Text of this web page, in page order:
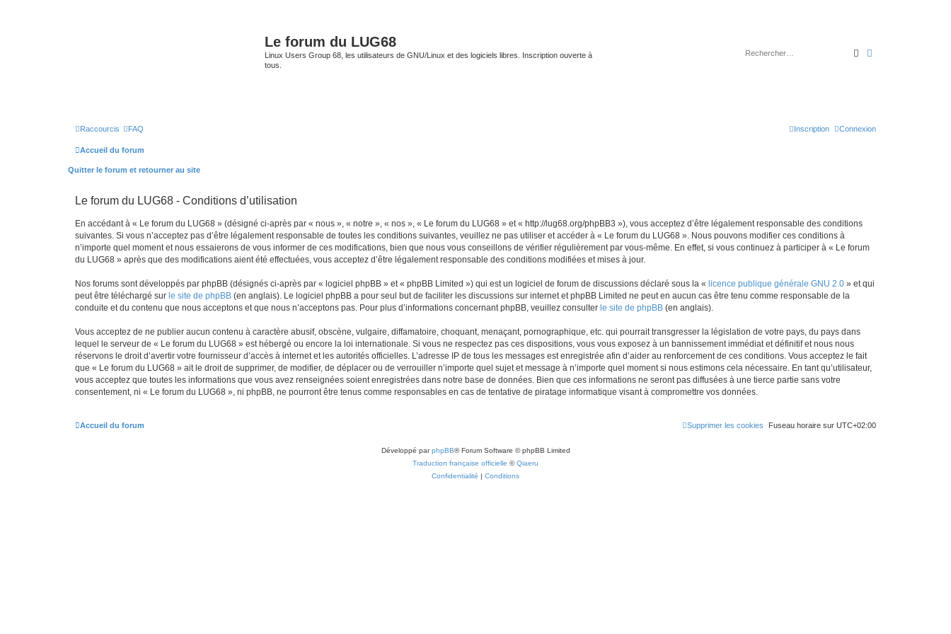
Le forum du LUG68
Linux Users Group 68, les utilisateurs de GNU/Linux et des logiciels libres. Inscription ouverte à
tous.
Rechercher
Raccourcis FAQ Connexion
Inscription
Accueil du forum
Quitter le forum et retourner au site
Le forum du LUG68 - Conditions d’utilisation
En accédant à « Le forum du LUG68 » (désigné ci-après par « nous », « notre », « nos », « Le forum du LUG68 » et « http://lug68.org/phpBB3 »), vous acceptez d’être légalement responsable des conditions
suivantes. Si vous n’acceptez pas d’être légalement responsable de toutes les conditions suivantes, veuillez ne pas utiliser et accéder à « Le forum du LUG68 ». Nous pouvons modifier ces conditions à
n’importe quel moment et nous essaierons de vous informer de ces modifications, bien que nous vous conseillons de vérifier régulièrement par vous-même. En effet, si vous continuez à participer à « Le forum
du LUG68 » après que des modifications aient été effectuées, vous acceptez d’être légalement responsable des conditions modifiées et mises à jour.
Nos forums sont développés par phpBB (désignés ci-après par « logiciel phpBB » et « phpBB Limited ») qui est un logiciel de forum de discussions déclaré sous la « licence publique générale GNU 2.0 » et qui
peut être téléchargé sur le site de phpBB (en anglais). Le logiciel phpBB a pour seul but de faciliter les discussions sur internet et phpBB Limited ne peut en aucun cas être tenu comme responsable de la
conduite et du contenu que nous acceptons et que nous n’acceptons pas. Pour plus d’informations concernant phpBB, veuillez consulter le site de phpBB (en anglais).
Vous acceptez de ne publier aucun contenu à caractère abusif, obscène, vulgaire, diffamatoire, choquant, menaçant, pornographique, etc. qui pourrait transgresser la législation de votre pays, du pays dans
lequel le serveur de « Le forum du LUG68 » est hébergé ou encore la loi internationale. Si vous ne respectez pas ces dispositions, vous vous exposez à un bannissement immédiat et définitif et nous nous
réservons le droit d’avertir votre fournisseur d’accès à internet et les autorités officielles. L’adresse IP de tous les messages est enregistrée afin d’aider au renforcement de ces conditions. Vous acceptez le fait
que « Le forum du LUG68 » ait le droit de supprimer, de modifier, de déplacer ou de verrouiller n’importe quel sujet et message à n’importe quel moment si nous estimons cela nécessaire. En tant qu’utilisateur,
vous acceptez que toutes les informations que vous avez renseignées soient enregistrées dans notre base de données. Bien que ces informations ne seront pas diffusées à une tierce partie sans votre
consentement, ni « Le forum du LUG68 », ni phpBB, ne pourront être tenus comme responsables en cas de tentative de piratage informatique visant à compromettre vos données.
Accueil du forum Fuseau horaire sur UTC+02:00
Supprimer les cookies
Développé parphpBB® Forum Software © phpBB Limited
Traduction française officielle ©Qiaeru
Confidentialité | Conditions